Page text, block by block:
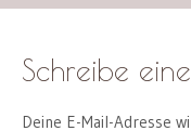
Schreibe
Deine E-Mail-Adresse